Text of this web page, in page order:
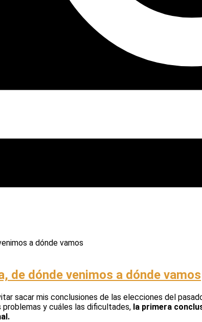
de dónde venimos a dónde vamos
sacar mis conclusiones de las elecciones del
problemas y cuáles las dificultades, la primera